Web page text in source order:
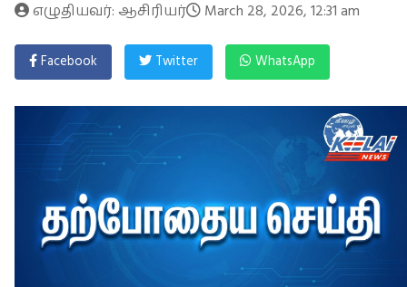
எழுதியவர்: ஆசிரியர் March 28, 2026, 12:31 am
Facebook Twitter WhatsApp